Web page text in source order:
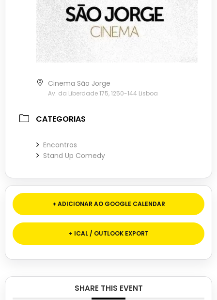
Cinema São Jorge
Av. da Liberdade 175, 1250-144 Lisboa
CATEGORIAS
Encontros
Stand Up Comedy
+ ADICIONAR AO GOOGLE CALENDAR
+ ICAL / OUTLOOK EXPORT
SHARE THIS EVENT